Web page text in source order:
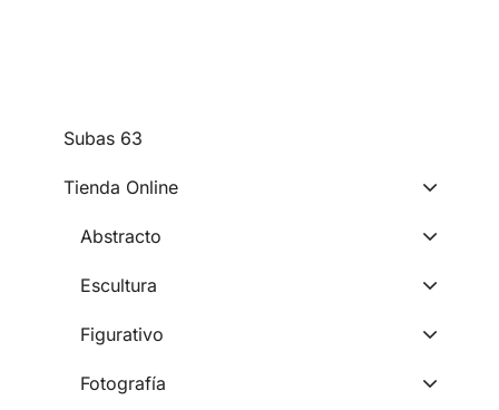
subas 63
Tienda Online
Abstracto
Escultura
Figurativo
Fotografía